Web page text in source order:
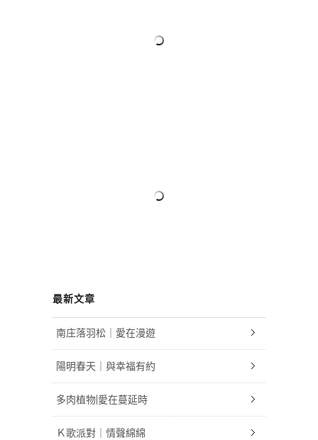
最新文章
南庄落羽松｜愛在漫遊
陽明春天｜與幸福有約
多肉植物|愛在蔓延時
Ｋ歌派對｜情聲綿綿